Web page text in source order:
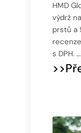
HMD
výdrž
prstů a
s DPH. …